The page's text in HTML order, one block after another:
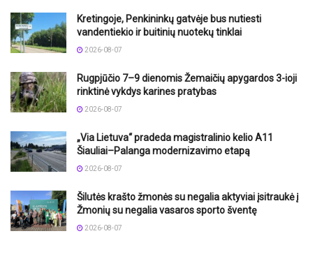
Kretingoje, Penkininkų gatvėje bus nutiesti
vandentiekio ir buitinių nuotekų tinklai
2026-08-07
Rugpjūčio 7–9 dienomis Žemaičių apygardos 3-ioji
rinktinė vykdys karines pratybas
2026-08-07
„Via Lietuva“ pradeda magistralinio kelio A11
Šiauliai–Palanga modernizavimo etapą
2026-08-07
Šilutės krašto žmonės su negalia aktyviai įsitraukė į
Žmonių su negalia vasaros sporto šventę
2026-08-07